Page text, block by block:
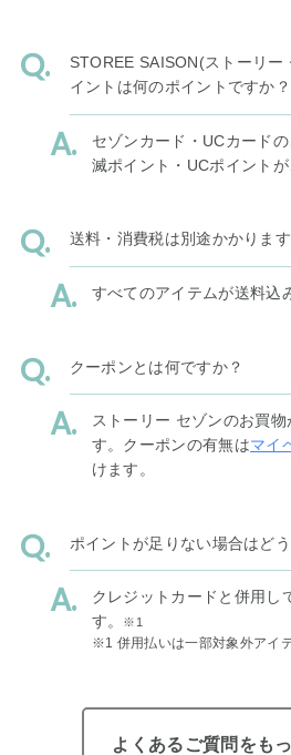
STOREE SAISON(ストーリー
イントは何のポイントですか？
セゾンカード・UCカード
滅ポイント・UCポイントが
送料・消費税は別途かかります
すべてのアイテムが送料込
クーポンとは何ですか？
ストーリー セゾンのお買
す。クーポンの有無はマイ
けます。
ポイントが足りない場合はど
クレジットカードと併用し
す。
※1
※1 併用払いは一部対象外アイ
よくあるご質問をも